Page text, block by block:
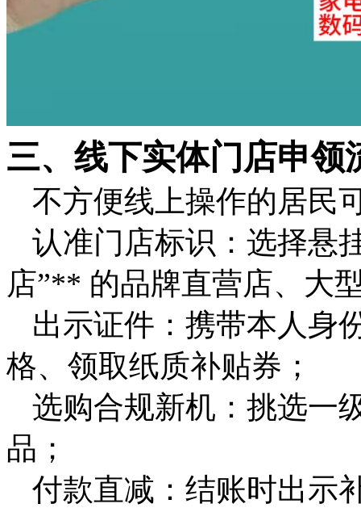
三、线下实体门店申领
不方便线上操作的居民
认准门店标识：选择悬
店”** 的品牌直营店、大
出示证件：携带本人身
格、领取纸质补贴券；
选购合规新机：挑选一
品；
付款直减：结账时出示